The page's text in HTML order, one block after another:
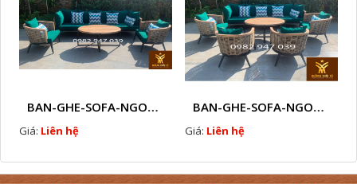
BAN-GHE-SOFA-NGOAI-TROI-GIA-MAY-KN11
Giá: Liên hệ
BAN-GHE-SOFA-NGOAI-TROI-GIA-MAY-KN10
Giá: Liên hệ